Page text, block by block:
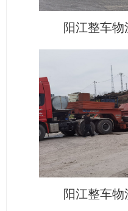
阳江整车
阳江整车